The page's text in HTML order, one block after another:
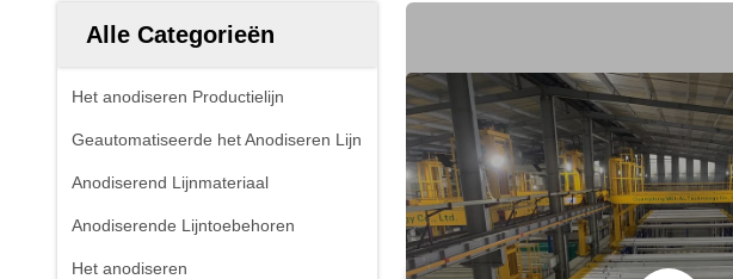
Alle Categorieën
Het anodiseren Productielijn
Geautomatiseerde het Anodiseren Lijn
Anodiserend Lijnmateriaal
Anodiserende Lijntoebehoren
Het anodiseren